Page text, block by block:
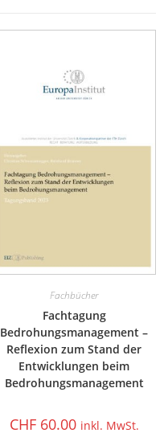
Fachbücher
Fachtagung
Bedrohungsmanagement –
Reflexion zum Stand der
Entwicklungen beim
Bedrohungsmanagement
CHF60.00 inkl. MwSt.